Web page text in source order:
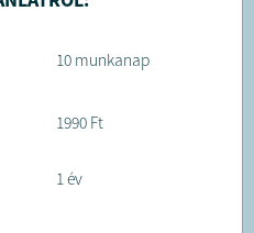
10 munkanap
1990 Ft
1 év